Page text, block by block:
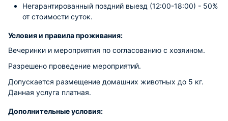
Негарантированный поздний выезд (12:00-18:00) - 50%
от стоимости суток.
Условия и правила проживания:
Вечеринки и мероприятия по согласованию с хозяином.
Разрешено проведение мероприятий.
Допускается размещение домашних животных до 5 кг.
Данная услуга платная.
Дополнительные условия: